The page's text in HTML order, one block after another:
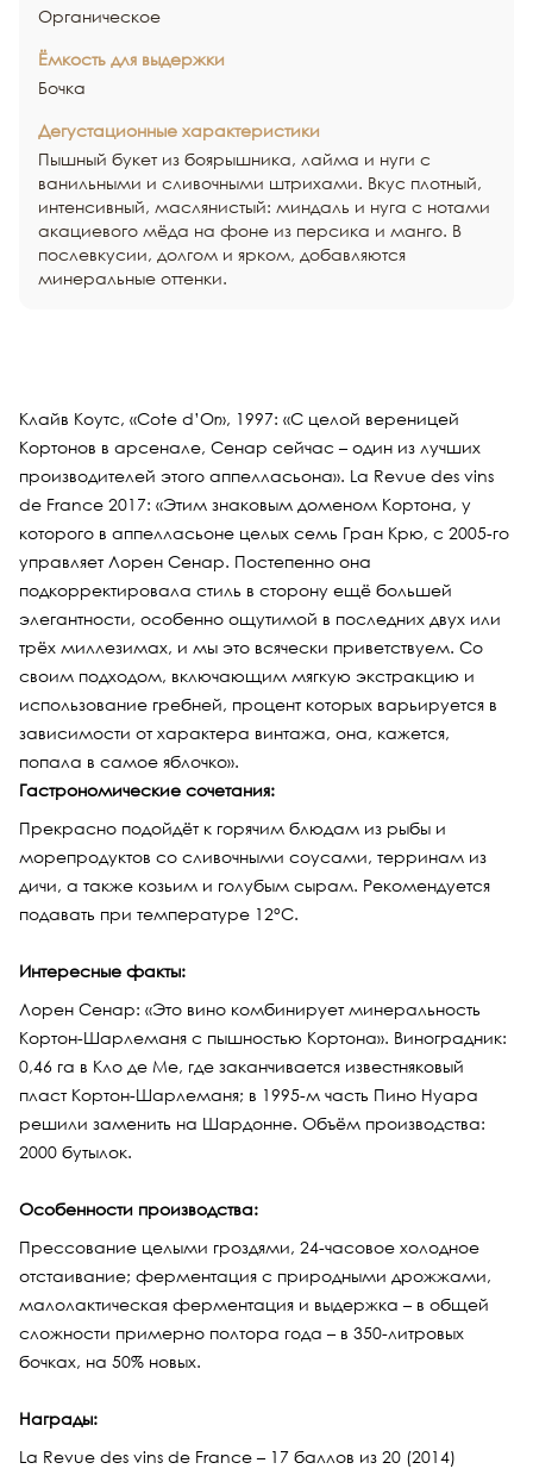
Клайв Коутс, «Cote d’Or», 1997: «С целой вереницей
Кортонов в арсенале, Сенар сейчас – один из лучших
производителей этого аппелласьона». La Revue des vins
de France 2017: «Этим знаковым доменом Кортона, у
которого в аппелласьоне целых семь Гран Крю, с 2005-го
управляет Лорен Сенар. Постепенно она
подкорректировала стиль в сторону ещё большей
элегантности, особенно ощутимой в последних двух или
трёх миллезимах, и мы это всячески приветствуем. Со
своим подходом, включающим мягкую экстракцию и
использование гребней, процент которых варьируется в
зависимости от характера винтажа, она, кажется,
попала в самое яблочко».
Гастрономические сочетания:
Прекрасно подойдёт к горячим блюдам из рыбы и
морепродуктов со сливочными соусами, терринам из
дичи, а также козьим и голубым сырам. Рекомендуется
подавать при температуре 12°С.
Интересные факты:
Лорен Сенар: «Это вино комбинирует минеральность
Кортон-Шарлеманя с пышностью Кортона». Виноградник:
0,46 га в Кло де Ме, где заканчивается известняковый
пласт Кортон-Шарлеманя; в 1995-м часть Пино Нуара
решили заменить на Шардонне. Объём производства:
2000 бутылок.
Особенности производства:
Прессование целыми гроздями, 24-часовое холодное
отстаивание; ферментация с природными дрожжами,
малолактическая ферментация и выдержка – в общей
сложности примерно полтора года – в 350-литровых
бочках, на 50% новых.
Награды:
La Revue des vins de France – 17 баллов из 20 (2014)
Органическое
Ёмкость для выдержки
Бочка
Дегустационные характеристики
Пышный букет из боярышника, лайма и нуги с
ванильными и сливочными штрихами. Вкус плотный,
интенсивный, маслянистый: миндаль и нуга с нотами
акациевого мёда на фоне из персика и манго. В
послевкусии, долгом и ярком, добавляются
минеральные оттенки.